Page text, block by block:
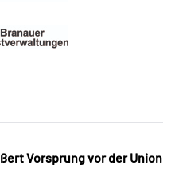
Vorsprung vor der Union